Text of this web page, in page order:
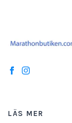
LÄS MER